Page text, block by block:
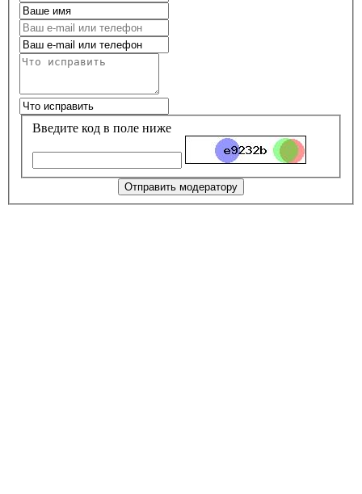
Введите код в поле ниже
Отправить модератору